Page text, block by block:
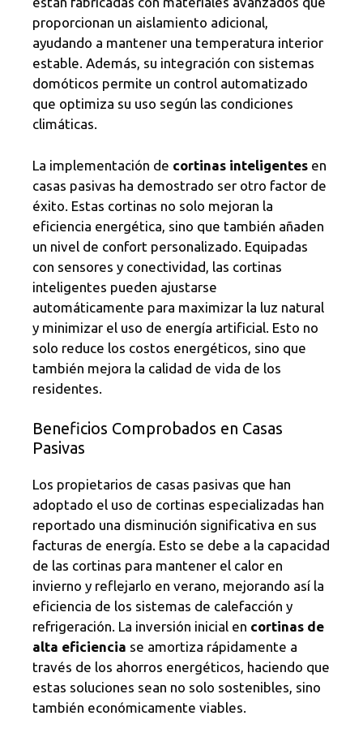
proporcionan un aislamiento adicional,
ayudando a mantener una temperatura interior
estable. Además, su integración con sistemas
domóticos permite un control automatizado
que optimiza su uso según las condiciones
climáticas.
La implementación de cortinas inteligentes en
casas pasivas ha demostrado ser otro factor de
éxito. Estas cortinas no solo mejoran la
eficiencia energética, sino que también añaden
un nivel de confort personalizado. Equipadas
con sensores y conectividad, las cortinas
inteligentes pueden ajustarse
automáticamente para maximizar la luz natural
y minimizar el uso de energía artificial. Esto no
solo reduce los costos energéticos, sino que
también mejora la calidad de vida de los
residentes.
Beneficios Comprobados en Casas
Pasivas
Los propietarios de casas pasivas que han
adoptado el uso de cortinas especializadas han
reportado una disminución significativa en sus
facturas de energía. Esto se debe a la capacidad
de las cortinas para mantener el calor en
invierno y reflejarlo en verano, mejorando así la
eficiencia de los sistemas de calefacción y
refrigeración. La inversión inicial en cortinas de
alta eficiencia se amortiza rápidamente a
través de los ahorros energéticos, haciendo que
estas soluciones sean no solo sostenibles, sino
también económicamente viables.